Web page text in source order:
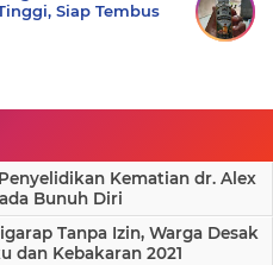
Siap Tembus
Kematian dr. Alex
Bunuh Diri
Tanpa Izin, Warga Desak
dan Kebakaran 2021